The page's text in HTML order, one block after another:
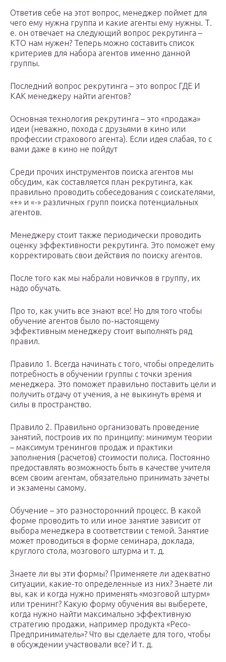
Ответив себе на этот вопрос, менеджер поймет для
чего ему нужна группа и какие агенты ему нужны. Т.
е. он отвечает на следующий вопрос рекрутинга –
КТО нам нужен? Теперь можно составить список
критериев для набора агентов именно данной
группы.
Последний вопрос рекрутинга – это вопрос ГДЕ И
КАК менеджеру найти агентов?
Основная технология рекрутинга – это «продажа»
идеи (неважно, похода с друзьями в кино или
профессии страхового агента). Если идея слабая, то с
вами даже в кино не пойдут
Среди прочих инструментов поиска агентов мы
обсудим, как составляется план рекрутинга, как
правильно проводить собеседования с соискателями,
«+» и «-» различных групп поиска потенциальных
агентов.
Менеджеру стоит также периодически проводить
оценку эффективности рекрутинга. Это поможет ему
корректировать свои действия по поиску агентов.
После того как мы набрали новичков в группу, их
надо обучать.
Про то, как учить все знают все! Но для того чтобы
обучение агентов было по-настоящему
эффективным менеджеру стоит выполнять ряд
правил.
Правило 1. Всегда начинать с того, чтобы определить
потребность в обучении группы с точки зрения
менеджера. Это поможет правильно поставить цели и
получить отдачу от учения, а не выкинуть время и
силы в пространство.
Правило 2. Правильно организовать проведение
занятий, построив их по принципу: минимум теории
– максимум тренингов продаж и практики
заполнения (расчетов) стоимости полиса. Постоянно
предоставлять возможность быть в качестве учителя
всем своим агентам, обязательно принимать зачеты
и экзамены самому.
Обучение – это разносторонний процесс. В какой
форме проводить то или иное занятие зависит от
выбора менеджера в соответствии с темой. Занятие
может проводиться в форме семинара, доклада,
круглого стола, мозгового штурма и т. д.
Знаете ли вы эти формы? Применяете ли адекватно
ситуации, какие-то определенные из них? Знаете ли
вы, как и когда нужно применять «мозговой штурм»
или тренинг? Какую форму обучения вы выберете,
когда нужно найти максимально эффективную
стратегию продажи, например продукта «Ресо-
Предприниматель»? Что вы сделаете для того, чтобы
в обсуждении участвовали все? И т. д.